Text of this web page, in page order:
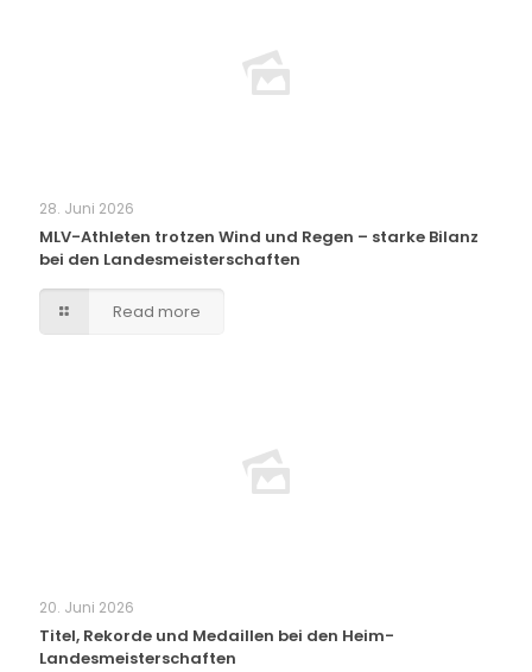
28. Juni 2026
MLV-Athleten trotzen Wind und Regen – starke Bilanz
bei den Landesmeisterschaften
Read more
20. Juni 2026
Titel, Rekorde und Medaillen bei den Heim-
Landesmeisterschaften